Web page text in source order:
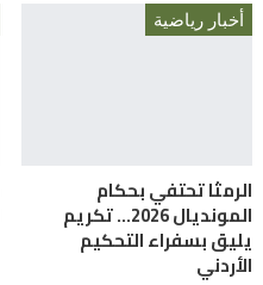
أخبار رياضية
الرمثا تحتفي بحكام
المونديال 2026… تكريم
يليق بسفراء التحكيم
الأردني